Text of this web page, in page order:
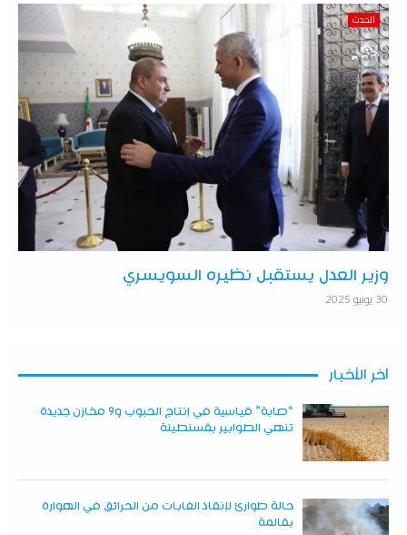
الحدث
وزير العدل يستقبل نظيره السويسري
30 يونيو 2025
آخر الأخبار
“صابة” قياسية في إنتاج الحبوب و9 مخازن جديدة
تنهي الطوابير بقسنطينة
حالة طوارئ لإنقاذ الغابات من الحرائق في الهوارة
بقالمة